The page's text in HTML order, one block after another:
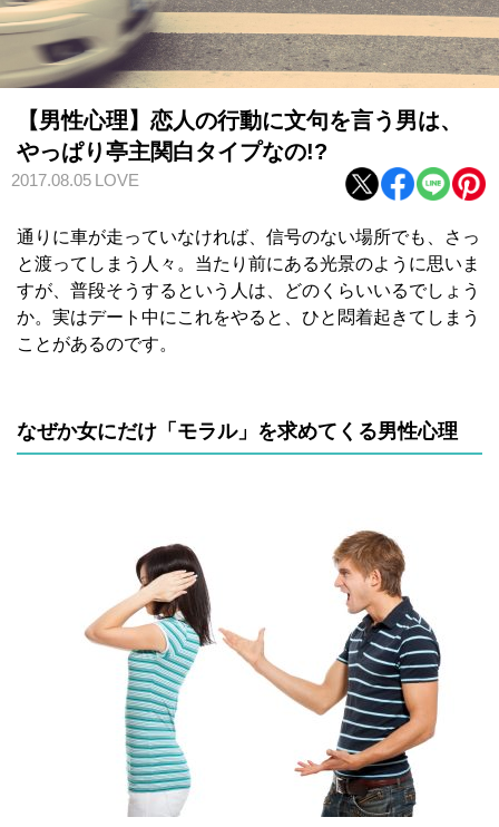
【男性心理】恋人の行動に文句を言う男は、
やっぱり亭主関白タイプなの!?
2017.08.05 LOVE
通りに車が走っていなければ、信号のない場所でも、さっ
と渡ってしまう人々。当たり前にある光景のように思いま
すが、普段そうするという人は、どのくらいいるでしょう
か。実はデート中にこれをやると、ひと悶着起きてしまう
ことがあるのです。
なぜか女にだけ「モラル」を求めてくる男性心理